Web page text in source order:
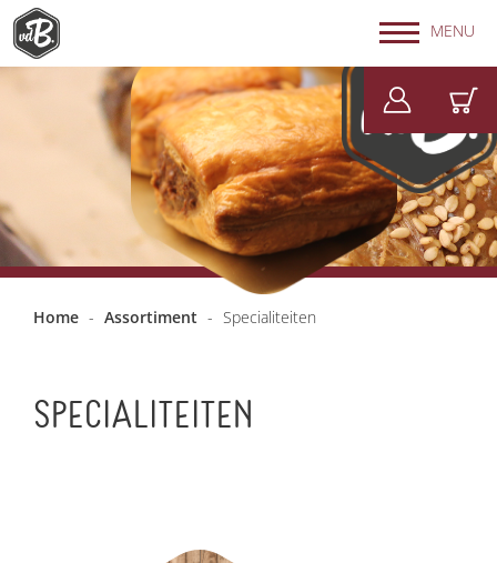
MENU
Home - Assortiment - Specialiteiten
SPECIALITEITEN